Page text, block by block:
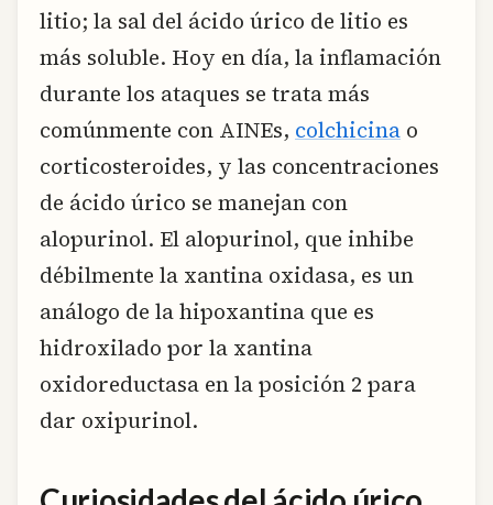
litio; la sal del ácido úrico de litio es
más soluble. Hoy en día, la inflamación
durante los ataques se trata más
comúnmente con AINEs, colchicina o
corticosteroides, y las concentraciones
de ácido úrico se manejan con
alopurinol. El alopurinol, que inhibe
débilmente la xantina oxidasa, es un
análogo de la hipoxantina que es
hidroxilado por la xantina
oxidoreductasa en la posición 2 para
dar oxipurinol.